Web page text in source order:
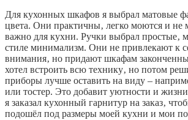
Для кухонных шкафов я выбрал матовые
цвета. Они практичны‚ легко моются и не
важно для кухни. Ручки выбрал простые‚
стиле минимализм. Они не привлекают к
внимания‚ но придают шкафам
хотел встроить всю технику‚ но потом
приборы лучше оставить на виду –
или тостер. Это добавит уютности и
я заказал кухонный гарнитур на заказ‚
подошёл под размеры моей кухни и мои